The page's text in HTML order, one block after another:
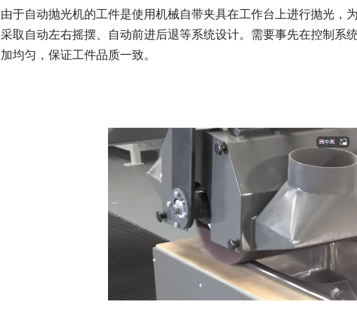
由于自动抛光机的工件是使用机械自带夹具在工作台上进行抛光，
采取自动左右摇摆、自动前进后退等系统设计。需要事先在控制系
加均匀，保证工件品质一致。